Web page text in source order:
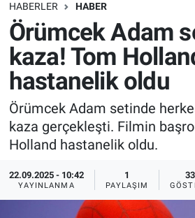
HABERLER HABER
Örümcek Adam
kaza! Tom
hastanelik oldu
Örümcek Adam setinde
kaza gerçekleşti. Filmin
Holland hastanelik oldu.
22.09.2025 - 10:42
YAYINLANMA
1
PAYLAŞIM
Bilim turu
Bilim ve Teknoloji Evreni
Doğa Konuşuyor
Ege Saati
Ege'den Esintiler
Dünya
Teknoloji
Sağlık
Yayın Akışı
İletişim
Trafik Durumu
Süper Lig Puan Durumu ve
Tüm Manşetler
Son Dakika Haberleri
Haber Arşivi